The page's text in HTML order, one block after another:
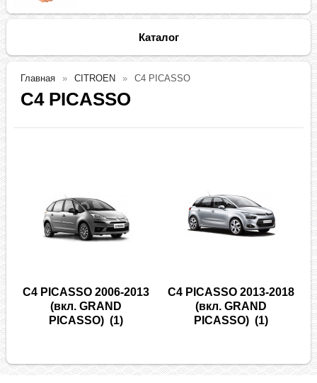
Каталог
Главная CITROEN C4 PICASSO
C4 PICASSO
C4 PICASSO 2006-2013
(вкл. GRAND
PICASSO) (1)
C4 PICASSO 2013-2018
(вкл. GRAND
PICASSO)(1)